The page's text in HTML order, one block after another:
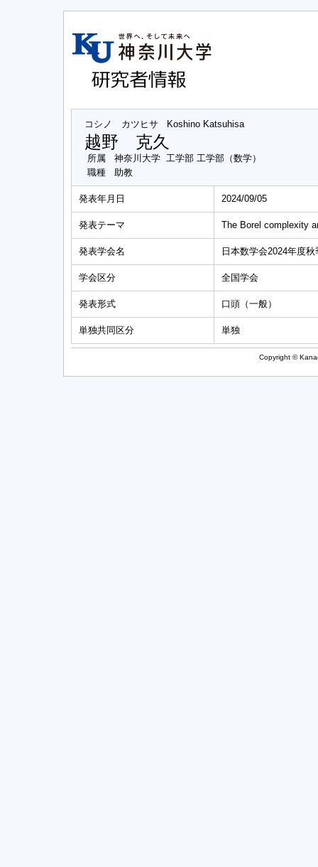
コシノ カツヒサ Koshino Katsuhisa
越野 克久
所属
神奈川大学 工学部 工学部（数学）
職種
助教
発表年月日 2024/09/05
発表テーマ The Borel complexity
発表学会名 日本数学会2024年度
学会区分 全国学会
発表形式 口頭（一般）
単独共同区分 単独
Copyright ©